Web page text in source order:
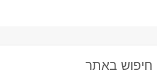
חיפוש באתר